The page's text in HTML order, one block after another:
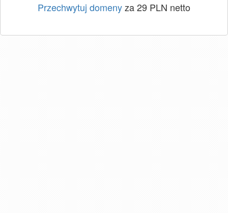
Przechwytuj domenyza 29 PLN netto